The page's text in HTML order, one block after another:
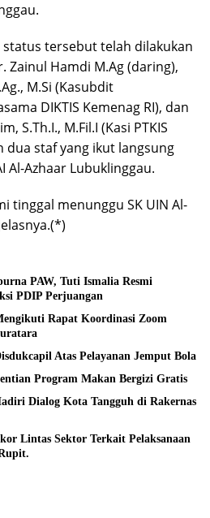
tersebut telah dilakukan
Zainul Hamdi M.Ag (daring),
M.Si (Kasubdit
DIKTIS Kemenag RI), dan
S.Th.I., M.Fil.I (Kasi PTKIS
dua staf yang ikut langsung
Al-Azhaar Lubuklinggau.
tinggal menunggu SK UIN Al-
PAW, Tuti Ismalia Resmi
PDIP Perjuangan
Rapat Koordinasi Zoom
Atas Pelayanan Jemput Bola
Program Makan Bergizi Gratis
Dialog Kota Tangguh di Rakernas
Lintas Sektor Terkait Pelaksanaan